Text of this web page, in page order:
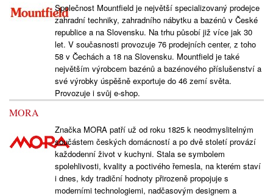
Společnost Mountfield je největší specializovaný prodejce
zahradní techniky, zahradního nábytku a bazénů v České
republice a na Slovensku. Na trhu působí již více jak 30
let. V současnosti provozuje 76 prodejních center, z toho
58 v Čechách a 18 na Slovensku. Mountfield je také
největším výrobcem bazénů a bazénového příslušenství a
své výrobky úspěšně exportuje do 46 zemí světa.
Provozuje i svůj e-shop.
MORA
Značka MORA patří už od roku 1825 k neodmyslitelným
součástem českých domácností a po dvě století provází
každodenní život v kuchyni. Stala se symbolem
spolehlivosti, kvality a poctivého řemesla, na kterém staví
i dnes, kdy tradiční hodnoty přirozeně propojuje s
moderními technologiemi, nadčasovým designem a